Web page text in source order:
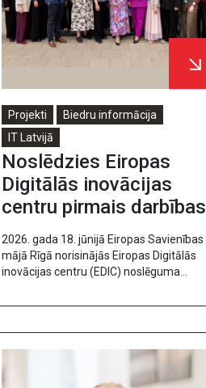
Projekti
Biedru informācija
IT Latvijā
Noslēdzies Eiropas
Digitālās inovācijas
centru pirmais darbības
periods Latvijā: eksperti
iezīmē nākamos soļus
digitālajā transformācijā
2026. gada 18. jūnijā Eiropas Savienības
mājā Rīgā norisinājās Eiropas Digitālās
inovācijas centru (EDIC) noslēguma
darbības perioda noslēgumu Latvijā.